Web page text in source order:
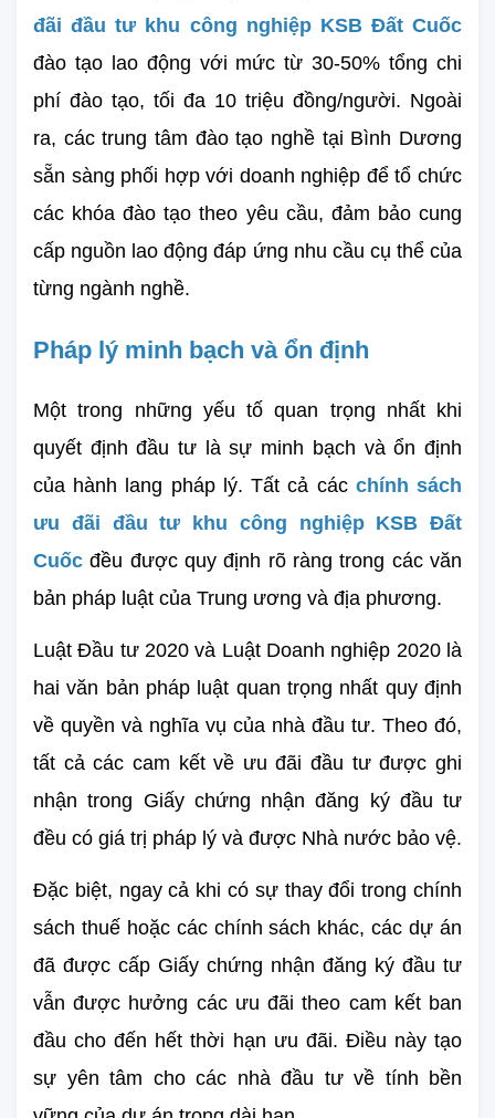
đãi đầu tư khu công nghiệp KSB Đất Cuốc
đào tạo lao động với mức từ 30-50% tổng chi
phí đào tạo, tối đa 10 triệu đồng/người. Ngoài
ra, các trung tâm đào tạo nghề tại Bình Dương
sẵn sàng phối hợp với doanh nghiệp để tổ chức
các khóa đào tạo theo yêu cầu, đảm bảo cung
cấp nguồn lao động đáp ứng nhu cầu cụ thể của
từng ngành nghề.
Pháp lý minh bạch và ổn định
Một trong những yếu tố quan trọng nhất khi
quyết định đầu tư là sự minh bạch và ổn định
của hành lang pháp lý. Tất cả các chính sách
ưu đãi đầu tư khu công nghiệp KSB Đất
Cuốc đều được quy định rõ ràng trong các văn
bản pháp luật của Trung ương và địa phương.
Luật Đầu tư 2020 và Luật Doanh nghiệp 2020 là
hai văn bản pháp luật quan trọng nhất quy định
về quyền và nghĩa vụ của nhà đầu tư. Theo đó,
tất cả các cam kết về ưu đãi đầu tư được ghi
nhận trong Giấy chứng nhận đăng ký đầu tư
đều có giá trị pháp lý và được Nhà nước bảo vệ.
Đặc biệt, ngay cả khi có sự thay đổi trong chính
sách thuế hoặc các chính sách khác, các dự án
đã được cấp Giấy chứng nhận đăng ký đầu tư
vẫn được hưởng các ưu đãi theo cam kết ban
đầu cho đến hết thời hạn ưu đãi. Điều này tạo
sự yên tâm cho các nhà đầu tư về tính bền